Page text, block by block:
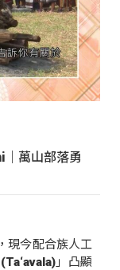
｜萬山部落勇
現今配合族人工
」凸顯